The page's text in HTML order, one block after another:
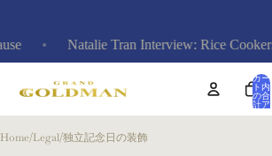
Natalie Tran Interview: Rice Cookers, Birds,
カー
ト内
の合
計ア
Home/Legal/独立記念日の装飾